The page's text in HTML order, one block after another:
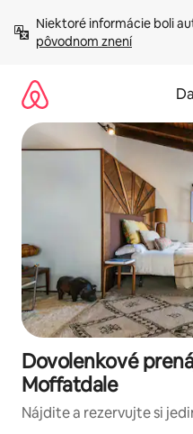
obsah.
Niektoré informácie boli
pôvodnom znení
Dovolenkové
Moffatdale
Nájdite a rezervujte si